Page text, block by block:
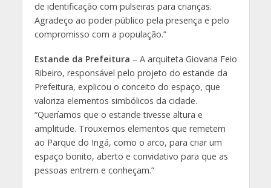
de identificação com pulseiras para crianças.
Agradeço ao poder público pela presença e pelo
compromisso com a população.”
Estande da Prefeitura – A arquiteta Giovana Feio
Ribeiro, responsável pelo projeto do estande da
Prefeitura, explicou o conceito do espaço, que
valoriza elementos simbólicos da cidade.
“Queríamos que o estande tivesse altura e
amplitude. Trouxemos elementos que remetem
ao Parque do Ingá, como o arco, para criar um
espaço bonito, aberto e convidativo para que as
pessoas entrem e conheçam.”